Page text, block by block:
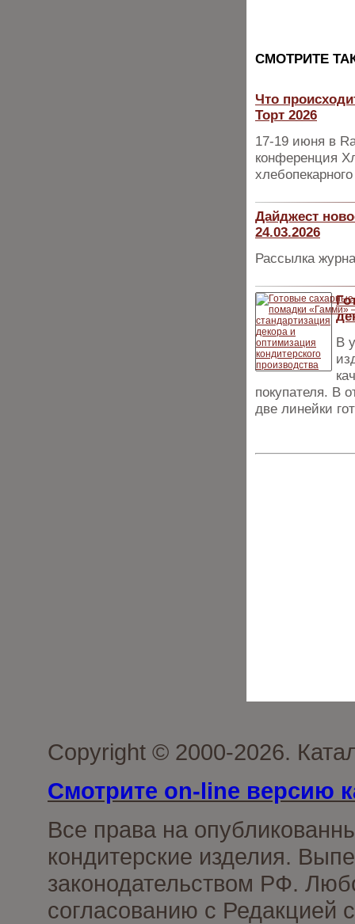
CМОТРИТЕ
Что
Торт 2026
17-19 июня в
конференция
Дайджест
24.03.2026
Рассылка
В
покупателя. В
две линейки
Copyright © 2000-2026.
Смотрите on-line версию
Все права на
кондитерские изделия.
законодательством РФ.
согласованию с Редакцией